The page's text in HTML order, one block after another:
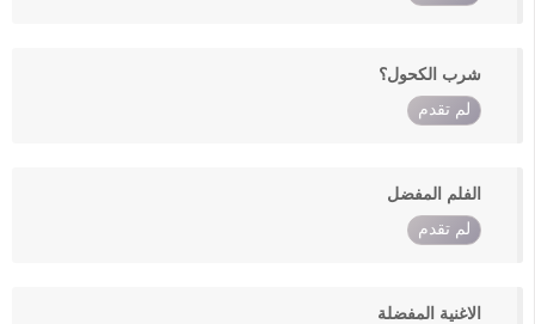
شرب الكحول؟
لم تقدم
الفلم المفضل
لم تقدم
الاغنية المفضلة